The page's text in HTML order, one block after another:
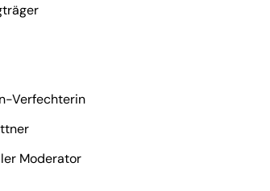
Verfechterin
Moderator